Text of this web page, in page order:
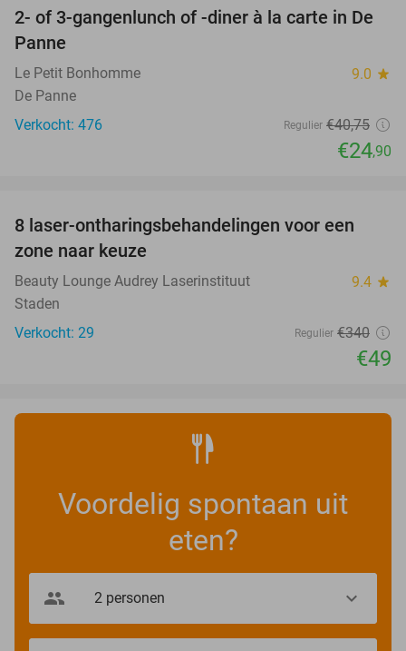
39%
2- of 3-gangenlunch of -diner à la carte in De
Panne
Le Petit Bonhomme 9.0 star
De Panne
Verkocht: 476
Regulier €40,75
€24,90
86%
8 laser-ontharingsbehandelingen voor een
zone naar keuze
Beauty Lounge Audrey Laserinstituut 9.4 star
Staden
Verkocht: 29
Regulier €340
€49
Voordelig spontaan uit
eten?